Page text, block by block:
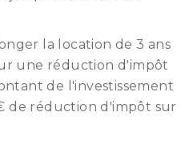
la location de 3 ans
une réduction d'impôt
de l'investissement
de réduction d'impôt sur